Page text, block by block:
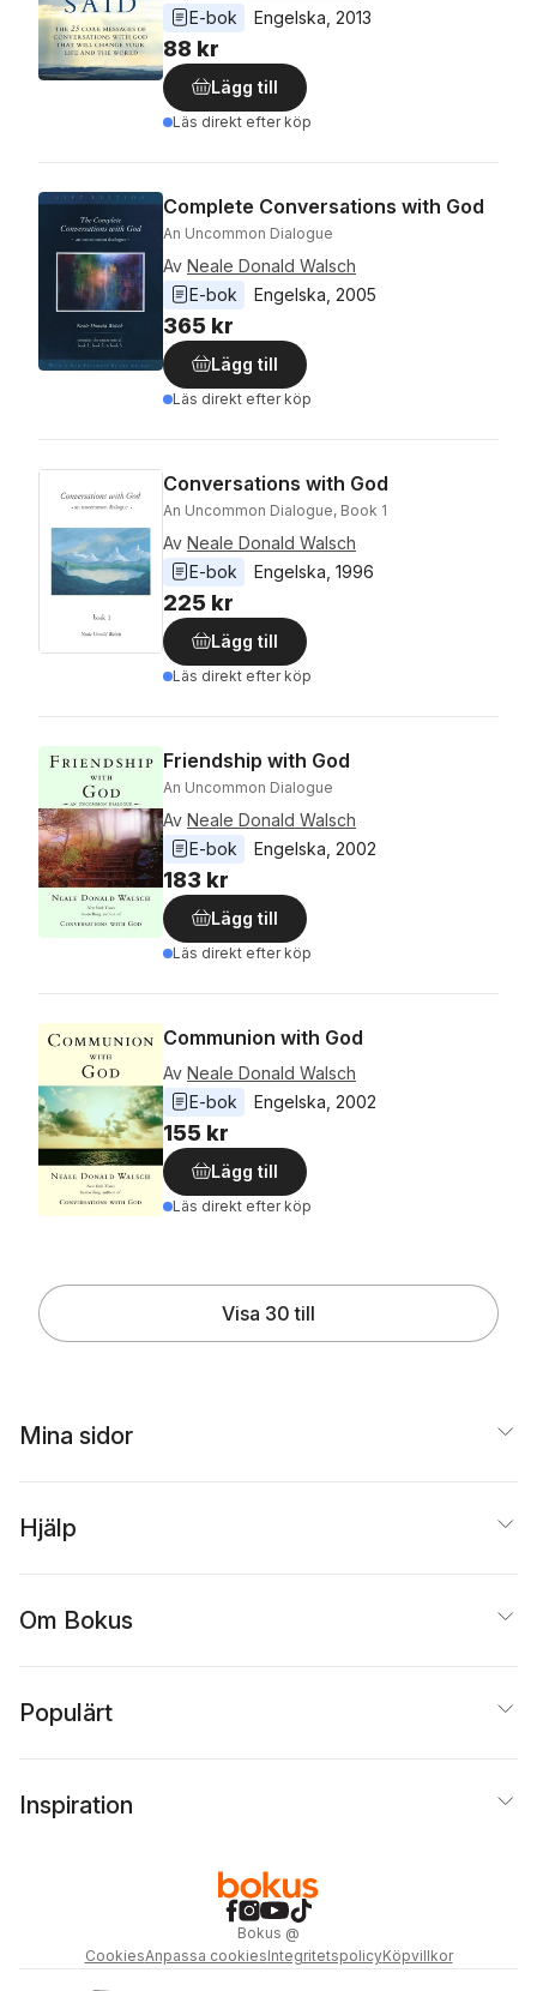
E-bok
Engelska 2013
88 kr
Lägg till
Läs direkt efter köp
Complete Conversations with God
An Uncommon Dialogue
Av Neale Donald Walsch
E-bok
Engelska 2005
365 kr
Lägg till
Läs direkt efter köp
Conversations with God
An Uncommon Dialogue, Book 1
Av Neale Donald Walsch
E-bok
Engelska 1996
225 kr
Lägg till
Läs direkt efter köp
Friendship with God
An Uncommon Dialogue
Av Neale Donald Walsch
E-bok
Engelska 2002
183 kr
Lägg till
Läs direkt efter köp
Communion with God
Av Neale Donald Walsch
E-bok
Engelska 2002
155 kr
Lägg till
Läs direkt efter köp
Visa 30 till
Mina sidor
Hjälp
Om Bokus
Populärt
Inspiration
Bokus @
CookiesAnpassa cookiesIntegritetspolicyKöpvillkor